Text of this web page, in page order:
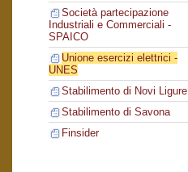
Società partecipazione
Industriali e Commerciali -
SPAICO
Unione esercizi elettrici -
UNES
Stabilimento di Novi Ligure
Stabilimento di Savona
Finsider